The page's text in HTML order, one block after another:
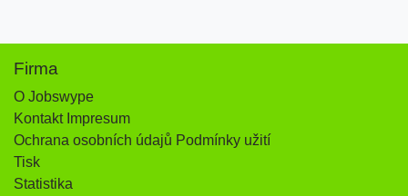
Firma
O Jobswype
Kontakt Impresum
Ochrana osobních údajů Podmínky užití
Tisk
Statistika